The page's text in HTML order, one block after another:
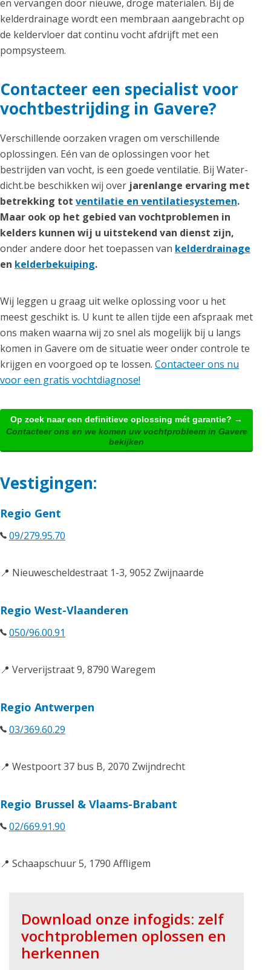
en vervangen door nieuwe, droge materialen. Bij de
kelderdrainage wordt een membraan aangebracht op
de keldervloer dat continu vocht afdrijft met een
pompsysteem.
Contacteer een specialist voor
vochtbestrijding in Gavere?
Verschillende oorzaken vragen om verschillende
oplossingen. Eén van de oplossingen voor het
bestrijden van vocht, is een goede ventilatie. Bij Water-
dicht.be beschikken wij over jarenlange ervaring met
betrekking tot ventilatie en ventilatiesystemen.
Maar ook op het gebied van vochtproblemen in
kelders kunnen wij u uitstekend van dienst zijn,
onder andere door het toepassen van kelderdrainage
en kelderbekuiping.
Wij leggen u graag uit welke oplossing voor u het
meest geschikt is. U kunt te allen tijde een afspraak met
ons maken waarna wij zo snel als mogelijk bij u langs
komen in Gavere om de situatie weer onder controle te
krijgen en voorgoed op te lossen. Contacteer ons nu
voor een gratis vochtdiagnose!
Op zoek naar een definitieve oplossing mét garantie? →
Contacteer ons en we komen uw vochtprobleem in Gavere
bekijken
Vestigingen:
Regio Gent
09/279.95.70
📍 Nieuwescheldestraat 1-3, 9052 Zwijnaarde
Regio West-Vlaanderen
050/96.00.91
📍 Ververijstraat 9, 8790 Waregem
Regio Antwerpen
03/369.60.29
📍 Westpoort 37 bus B, 2070 Zwijndrecht
Regio Brussel & Vlaams-Brabant
02/669.91.90
📍 Schaapschuur 5, 1790 Affligem
Download onze infogids: zelf
vochtproblemen oplossen en
herkennen